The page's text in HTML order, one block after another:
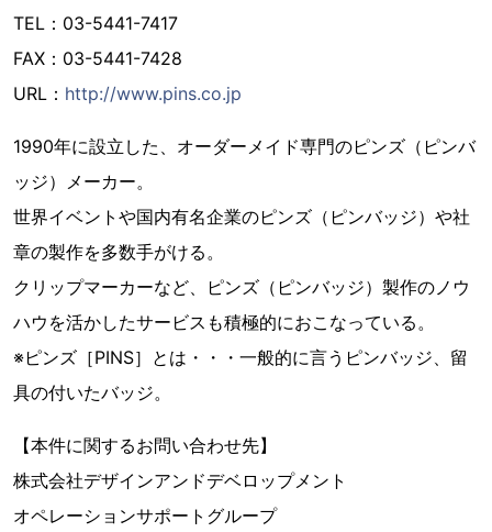
TEL：03-5441-7417
FAX：03-5441-7428
URL： http://www.pins.co.jp
1990年に設立した、オーダーメイド専門のピンズ（ピンバ
ッジ）メーカー。
世界イベントや国内有名企業のピンズ（ピンバッジ）や社
章の製作を多数手がける。
クリップマーカーなど、ピンズ（ピンバッジ）製作のノウ
ハウを活かしたサービスも積極的におこなっている。
※ピンズ［PINS］とは・・・一般的に言うピンバッジ、留
具の付いたバッジ。
【本件に関するお問い合わせ先】
株式会社デザインアンドデベロップメント
オペレーションサポートグループ